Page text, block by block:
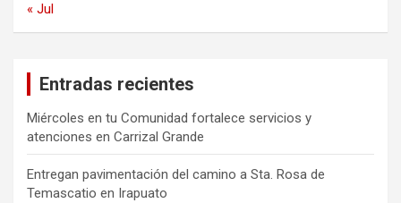
« Jul
Entradas recientes
Miércoles en tu Comunidad fortalece servicios y
atenciones en Carrizal Grande
Entregan pavimentación del camino a Sta. Rosa de
Temascatio en Irapuato